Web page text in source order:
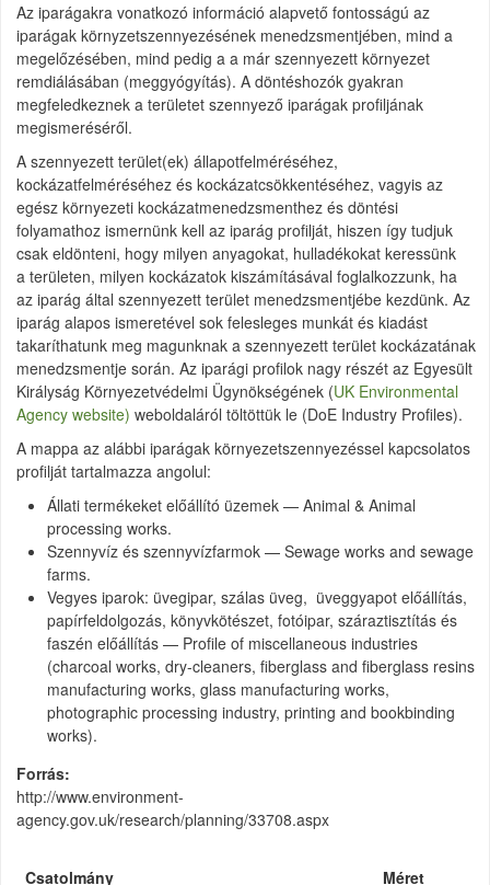
Az iparágakra vonatkozó információ alapvető fontosságú az
iparágak környzetszennyezésének menedzsmentjében, mind a
megelőzésében, mind pedig a a már szennyezett környezet
remdiálásában (meggyógyítás). A döntéshozók gyakran
megfeledkeznek a területet szennyező iparágak profiljának
megismeréséről.
A szennyezett terület(ek) állapotfelméréséhez,
kockázatfelméréséhez és kockázatcsökkentéséhez, vagyis az
egész környezeti kockázatmenedzsmenthez és döntési
folyamathoz ismernünk kell az iparág profilját, hiszen így tudjuk
csak eldönteni, hogy milyen anyagokat, hulladékokat keressünk
a területen, milyen kockázatok kiszámításával foglalkozzunk, ha
az iparág által szennyezett terület menedzsmentjébe kezdünk. Az
iparág alapos ismeretével sok felesleges munkát és kiadást
takaríthatunk meg magunknak a szennyezett terület kockázatának
menedzsmentje során. Az iparági profilok nagy részét az Egyesült
Királyság Környezetvédelmi Ügynökségének (UK Environmental
Agency website) weboldaláról töltöttük le (DoE Industry Profiles).
A mappa az alábbi iparágak környezetszennyezéssel kapcsolatos
profilját tartalmazza angolul:
Állati termékeket előállító üzemek — Animal & Animal
processing works.
Szennyvíz és szennyvízfarmok — Sewage works and sewage
farms.
Vegyes iparok: üvegipar, szálas üveg, üveggyapot előállítás,
papírfeldolgozás, könyvkötészet, fotóipar, száraztisztítás és
faszén előállítás — Profile of miscellaneous industries
(charcoal works, dry-cleaners, fiberglass and fiberglass resins
manufacturing works, glass manufacturing works,
photographic processing industry, printing and bookbinding
works).
Forrás
http://www.environment-
agency.gov.uk/research/planning/33708.aspx
Csatolmány Méret